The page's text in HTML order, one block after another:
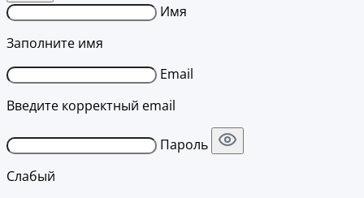
Имя
Заполните имя
Email
Введите корректный email
Пароль
Слабый